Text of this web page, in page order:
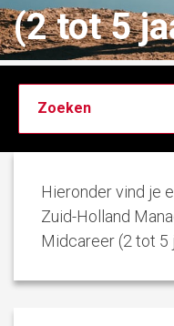
(2 tot 5
Hieronder vind je
Zuid-Holland
Midcareer (2 tot 5